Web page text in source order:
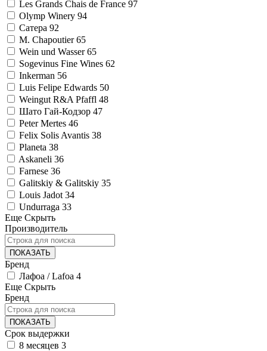
Les Grands Chais de France 97
Olymp Winery 94
Сатера 92
M. Chapoutier 65
Wein und Wasser 65
Sogevinus Fine Wines 62
Inkerman 56
Luis Felipe Edwards 50
Weingut R&A Pfaffl 48
Шато Гай-Кодзор 47
Peter Mertes 46
Felix Solis Avantis 38
Planeta 38
Askaneli 36
Farnese 36
Galitskiy & Galitskiy 35
Louis Jadot 34
Undurraga 33
Еще Скрыть
Производитель
ПОКАЗАТЬ
Бренд
Лафоа / Lafoa 4
Еще Скрыть
Бренд
ПОКАЗАТЬ
Срок выдержки
8 месяцев 3